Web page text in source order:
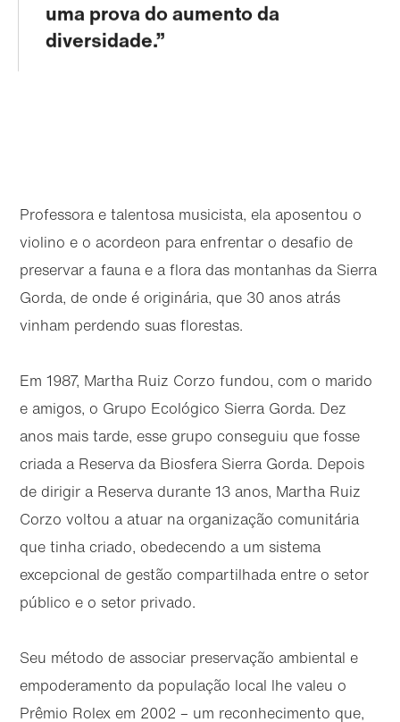
uma prova do aumento da
diversidade.
Professora e talentosa musicista, ela aposentou o
violino e o acordeon para enfrentar o desafio de
preservar a fauna e a flora das montanhas da Sierra
Gorda, de onde é originária, que 30 anos atrás
vinham perdendo suas florestas.
Em 1987, Martha Ruiz Corzo fundou, com o marido
e amigos, o Grupo Ecológico Sierra Gorda. Dez
anos mais tarde, esse grupo conseguiu que fosse
criada a Reserva da Biosfera Sierra Gorda. Depois
de dirigir a Reserva durante 13 anos, Martha Ruiz
Corzo voltou a atuar na organização comunitária
que tinha criado, obedecendo a um sistema
excepcional de gestão compartilhada entre o setor
público e o setor privado.
Seu método de associar preservação ambiental e
empoderamento da população local lhe valeu o
Prêmio Rolex em 2002 – um reconhecimento que,